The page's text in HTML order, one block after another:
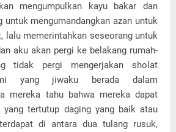
mengumpulkan kayu bakar dan
untuk mengumandangkan azan untuk
lalu memerintahkan seseorang untuk
aku akan pergi ke belakang rumah-
tidak pergi mengerjakan sholat
yang jiwaku berada dalam
mereka tahu bahwa mereka dapat
yang tertutup daging yang baik atau
di antara dua tulang rusuk,